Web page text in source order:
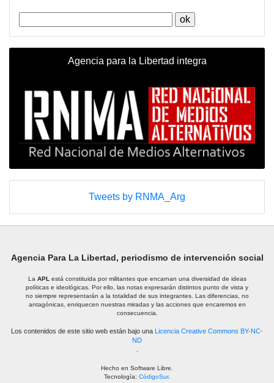
Agencia para la Libertad integra
Tweets by RNMA_Arg
Agencia Para La Libertad, periodismo de intervención social
La APL está constituida por militantes que encarnan una diversidad de ideas
políticas e ideológicas. Por ello, las notas expresarán distintos punto de vista y
no siempre representarán a la totalidad de sus integrantes. Las diferencias, no
antagónicas, enriquecen nuestras miradas y las acciones que encaremos en
consecuencia.
Los contenidos de este sitio web están bajo una
Licencia Creative Commons BY-NC-
ND
Hecho en Software Libre.
Tecnología: CódigoSur.